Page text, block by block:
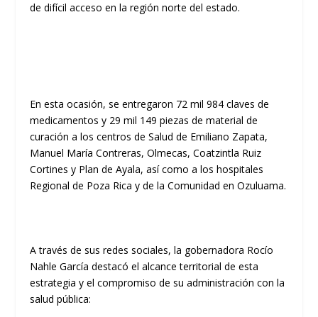
de difícil acceso en la región norte del estado.
En esta ocasión, se entregaron 72 mil 984 claves de
medicamentos y 29 mil 149 piezas de material de
curación a los centros de Salud de Emiliano Zapata,
Manuel María Contreras, Olmecas, Coatzintla Ruiz
Cortines y Plan de Ayala, así como a los hospitales
Regional de Poza Rica y de la Comunidad en Ozuluama.
A través de sus redes sociales, la gobernadora Rocío
Nahle García destacó el alcance territorial de esta
estrategia y el compromiso de su administración con la
salud pública: